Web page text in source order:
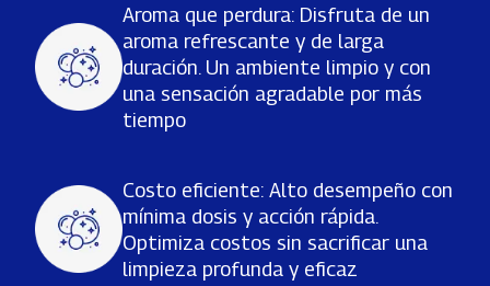
Aroma que perdura: Disfruta de un
aroma refrescante y de larga
duración. Un ambiente limpio y con
una sensación agradable por más
tiempo
Costo eficiente: Alto desempeño con
mínima dosis y acción rápida.
Optimiza costos sin sacrificar una
limpieza profunda y eficaz